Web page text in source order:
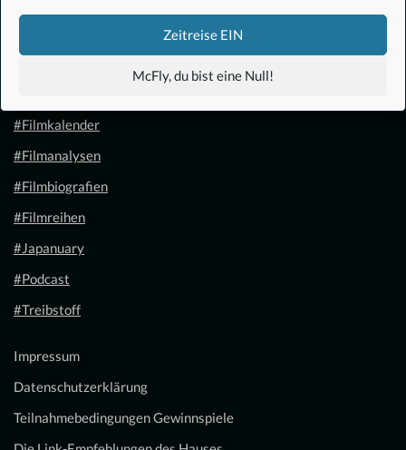
Zeitreise EIN
McFly, du bist eine Null!
#Filmkalender
#Filmanalysen
#Filmbiografien
#Filmreihen
#Japanuary
#Podcast
#Treibstoff
Impressum
Datenschutzerklärung
Teilnahmebedingungen Gewinnspiele